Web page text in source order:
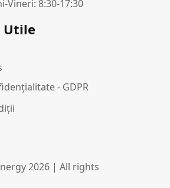
Vineri: 8:30-17:30
- GDPR
2026 | All rights